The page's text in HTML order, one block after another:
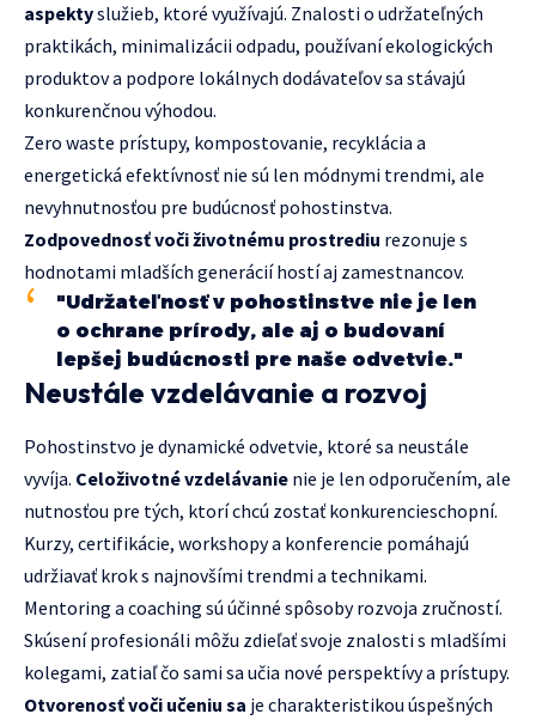
aspektyslužieb, ktoré využívajú. Znalosti o udržateľných
praktikách, minimalizácii odpadu, používaní ekologických
produktov a podpore lokálnych dodávateľov sa stávajú
konkurenčnou výhodou.
Zero waste prístupy, kompostovanie, recyklácia a
energetická efektívnosť nie sú len módnymi trendmi, ale
nevyhnutnosťou pre budúcnosť pohostinstva.
Zodpovednosť voči životnému prostrediu rezonuje s
hodnotami mladších generácií hostí aj zamestnancov.
"Udržateľnosť v pohostinstve nie je len
o ochrane prírody, ale aj o budovaní
lepšej budúcnosti pre naše odvetvie."
Neustále vzdelávanie a rozvoj
Pohostinstvo je dynamické odvetvie, ktoré sa neustále
vyvíja. Celoživotné vzdelávanie nie je len odporučením, ale
nutnosťou pre tých, ktorí chcú zostať konkurencieschopní.
Kurzy, certifikácie, workshopy a konferencie pomáhajú
udržiavať krok s najnovšími trendmi a technikami.
Mentoring a coaching sú účinné spôsoby rozvoja zručností.
Skúsení profesionáli môžu zdieľať svoje znalosti s mladšími
kolegami, zatiaľ čo sami sa učia nové perspektívy a prístupy.
Otvorenosť voči učeniu sa je charakteristikou úspešných